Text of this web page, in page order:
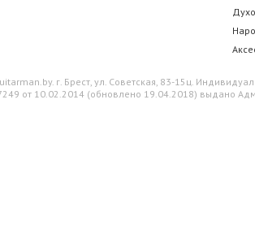
г. Брест, ул. Советская, 83-15ц.
от 10.02.2014 (обновлено 19.04.2018) выдано